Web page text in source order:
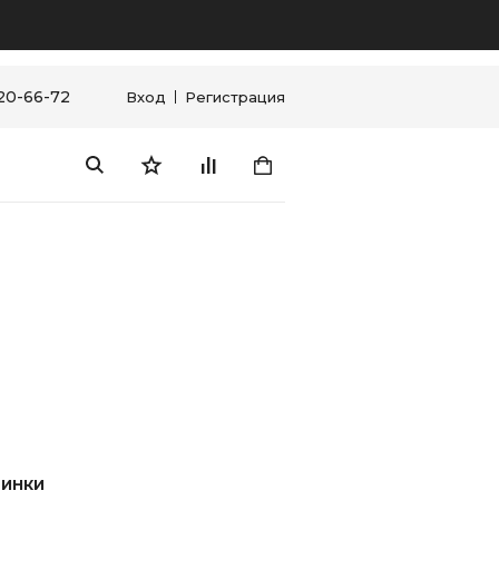
66-72 Вход Регистрация